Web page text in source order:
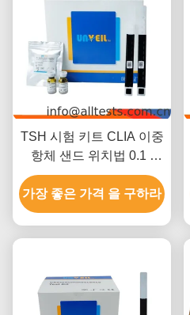
TSH 시험 키트 CLIA 이중
항체 샌드 위치법 0.1 -
100 MIU/L
가장 좋은 가격 을 구하라